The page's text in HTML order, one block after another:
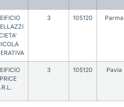
3 105120 Parma
3 105120 Pavia